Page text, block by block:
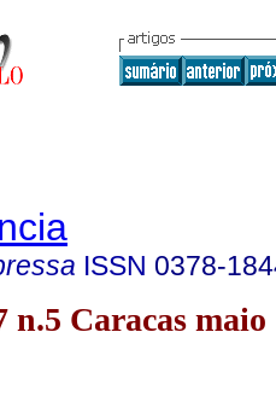
ISSN 0378-
n.5 Caracas maio